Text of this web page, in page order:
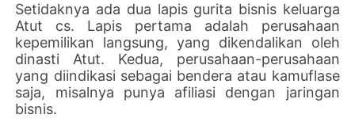
Setidaknya ada dua lapis gurita bisnis keluarga
Atut cs. Lapis pertama adalah perusahaan
kepemilikan langsung, yang dikendalikan oleh
dinasti Atut. Kedua, perusahaan-perusahaan
yang diindikasi sebagai bendera atau kamuflase
saja, misalnya punya afiliasi dengan jaringan
bisnis.